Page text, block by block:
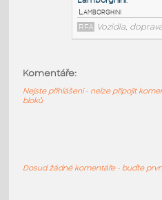
RFA Vozidla,
Lamborghini
Komentáře:
Nejste přihlášeni - nelze připojit
bloků
Dosud žádné komentáře - buďte